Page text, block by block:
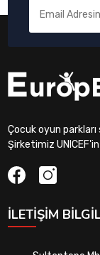
Çocuk oyun
Şirketimiz
İLETIŞIM